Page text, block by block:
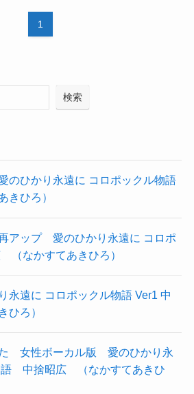
1
検索
ひかり永遠に コロポックル物語
きひろ）
アップ 愛のひかり永遠に コロポ
（なかすてあきひろ）
遠に コロポックル物語 Ver1 中
ひろ）
女性ボーカル版 愛のひかり永
語 中捨昭広 （なかすてあきひ